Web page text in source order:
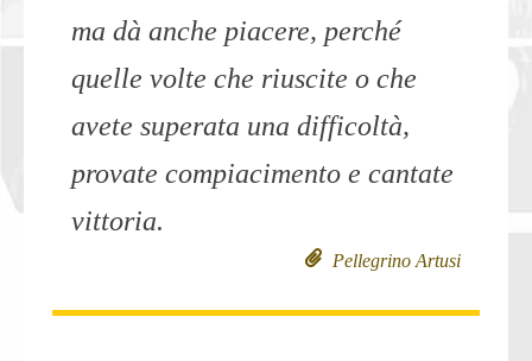
ma dà anche piacere, perché
quelle volte che riuscite o che
avete superata una difficoltà,
provate compiacimento e cantate
vittoria.
Pellegrino Artusi